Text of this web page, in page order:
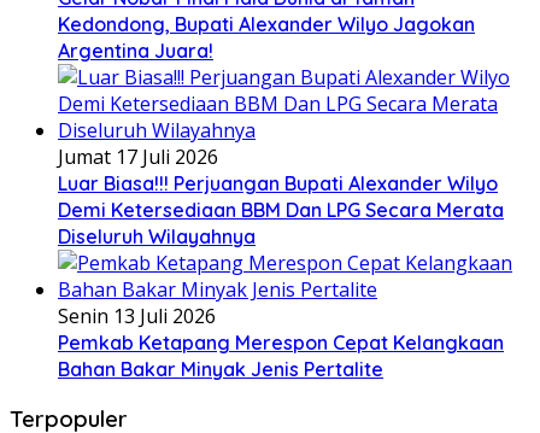
Kedondong, Bupati Alexander Wilyo Jagokan
Argentina Juara!
Jumat 17 Juli 2026
Luar Biasa!!! Perjuangan Bupati Alexander Wilyo
Demi Ketersediaan BBM Dan LPG Secara Merata
Diseluruh Wilayahnya
Senin 13 Juli 2026
Pemkab Ketapang Merespon Cepat Kelangkaan
Bahan Bakar Minyak Jenis Pertalite
Terpopuler